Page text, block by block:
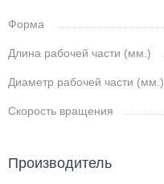
Форма
Длина рабочей части (мм.)
Диаметр рабочей части (мм.)
Скорость вращения
Производитель